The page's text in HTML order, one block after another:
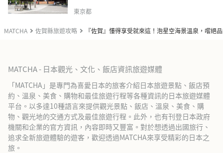
MATCHA 佐賀縣旅遊攻略 『佐賀』懂得享受就來這！泡星空海景溫泉，嚐絕
東京都
MATCHA - 日本觀光、文化、飯店資訊旅遊媒體
「MATCHA」是專門為喜愛日本的旅客介紹日本旅遊景點、飯店預
約、溫泉、美食、購物和最佳旅遊行程等各種資訊的日本旅遊媒體
平台。以多達10種語言來提供觀光景點、飯店、溫泉、美食、購
物、觀光地的交通方式及最佳旅遊行程。此外，也有刊登日本政府
機關和企業的官方資訊，內容即時又豐富。對於想透過出國旅行、
追求全新旅遊體驗的遊客，歡迎透過MATCHA來享受精彩的日本之
旅。